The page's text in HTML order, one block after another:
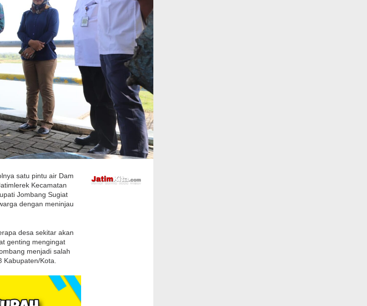
satu pintu air Dam
Kecamatan
Jombang Sugiat
dengan meninjau
desa sekitar akan
genting mengingat
menjadi salah
Kota.